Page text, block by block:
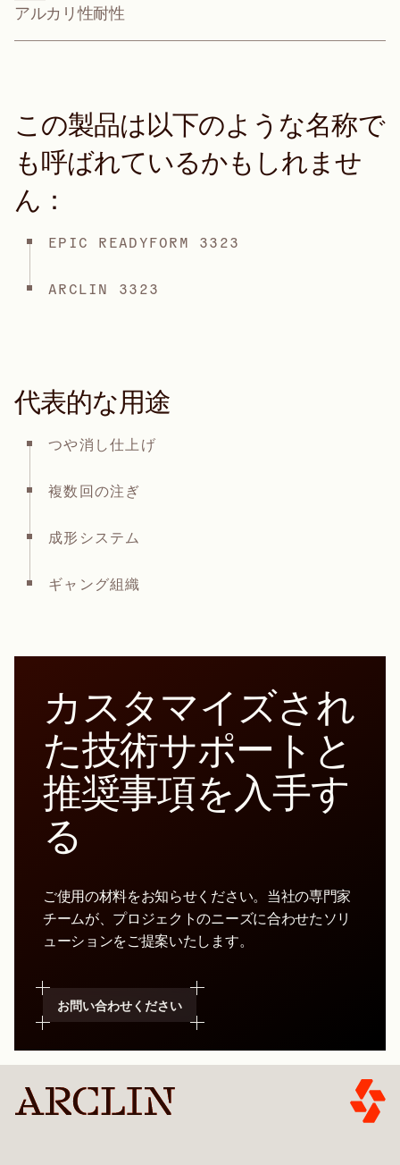
アルカリ性耐性
この製品は以下のような名称で
も呼ばれているかもしれませ
ん：
EPIC READYFORM 3323
ARCLIN 3323
代表的な用途
つや消し仕上げ
複数回の注ぎ
成形システム
ギャング組織
カスタマイズされ
た技術サポートと
推奨事項を入手す
る
ご使用の材料をお知らせください。当社の専門家
チームが、プロジェクトのニーズに合わせたソリ
ューションをご提案いたします。
お問い合わせください